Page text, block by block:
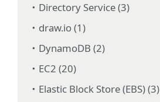
Directory Service (3)
draw.io (1)
DynamoDB (2)
EC2 (20)
Elastic Block Store (EBS) (3)